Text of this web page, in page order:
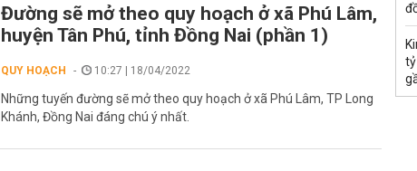
Đường sẽ mở theo quy hoạch ở xã Phú Lâm,
huyện Tân Phú, tỉnh Đồng Nai (phần 1)
QUY HOẠCH 10:27 | 18/04/2022
Những tuyến đường sẽ mở theo quy hoạch ở xã Phú Lâm, TP Long
Khánh, Đồng Nai đáng chú ý nhất.